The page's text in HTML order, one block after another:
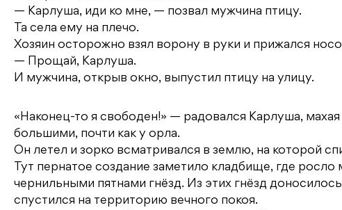
— Карлуша, иди ко мне, — позвал мужчина птицу.
Та села ему на плечо.
Хозяин осторожно взял ворону в руки и прижался
— Прощай, Карлуша.
И мужчина, открыв окно, выпустил птицу на улицу.
«Наконец-то я свободен!» — радовался Карлуша,
большими, почти как у орла.
Он летел и зорко всматривался в землю, на которой
Тут пернатое создание заметило кладбище, где
чернильными пятнами гнёзд. Из этих гнёзд
спустился на территорию вечного покоя.